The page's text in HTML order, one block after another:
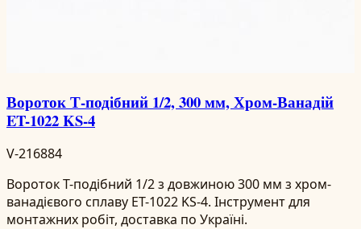
Вороток Т-подібний 1/2, 300 мм, Хром-Ванадій
ET-1022 KS-4
V-216884
Вороток Т-подібний 1/2 з довжиною 300 мм з хром-
ванадієвого сплаву ET-1022 KS-4. Інструмент для
монтажних робіт, доставка по Україні.